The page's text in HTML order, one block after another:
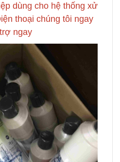
dùng cho hệ thống xử
thoại chúng tôi ngay
ngay